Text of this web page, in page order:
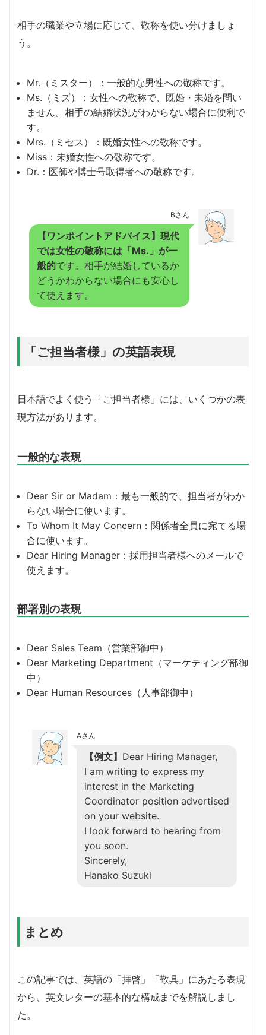
相手の職業や立場に応じて、敬称を使い分けましょ
う。
Mr.（ミスター）：一般的な男性への敬称です。
Ms.（ミズ）：女性への敬称で、既婚・未婚を問い
ません。相手の結婚状況がわからない場合に便利で
す。
Mrs.（ミセス）：既婚女性への敬称です。
Miss：未婚女性への敬称です。
Dr.：医師や博士号取得者への敬称です。
Bさん
【ワンポイントアドバイス】現代
では女性の敬称には「Ms.」が一
般的です。相手が結婚しているか
どうかわからない場合にも安心し
て使えます。
「ご担当者様」の英語表現
日本語でよく使う「ご担当者様」には、いくつかの表
現方法があります。
一般的な表現
Dear Sir or Madam：最も一般的で、担当者がわか
らない場合に使います。
To Whom It May Concern：関係者全員に宛てる場
合に使います。
Dear Hiring Manager：採用担当者様へのメールで
使えます。
部署別の表現
Dear Sales Team（営業部御中）
Dear Marketing Department（マーケティング部御
中）
Dear Human Resources（人事部御中）
Aさん
【例文】 Dear Hiring Manager,
I am writing to express my
interest in the Marketing
Coordinator position advertised
on your website.
I look forward to hearing from
you soon.
Sincerely,
Hanako Suzuki
まとめ
この記事では、英語の「拝啓」「敬具」にあたる表現
から、英文レターの基本的な構成までを解説しまし
た。